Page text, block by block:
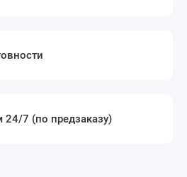
24/7 (по предзаказу)